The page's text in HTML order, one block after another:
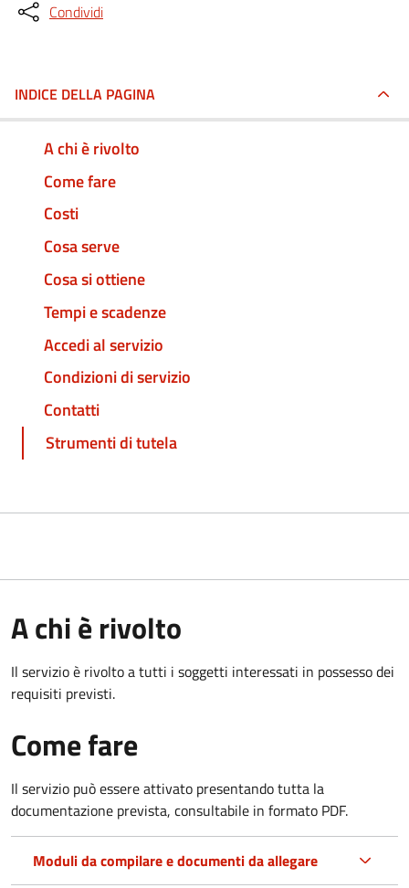
Condividi
INDICE DELLA PAGINA
A chi è rivolto
Come fare
Costi
Cosa serve
Cosa si ottiene
Tempi e scadenze
Accedi al servizio
Condizioni di servizio
Contatti
Strumenti di tutela
A chi è rivolto
Il servizio è rivolto a tutti i soggetti interessati in possesso dei
requisiti previsti.
Come fare
Il servizio può essere attivato presentando tutta la
documentazione prevista, consultabile in formato PDF.
Moduli da compilare e documenti da allegare